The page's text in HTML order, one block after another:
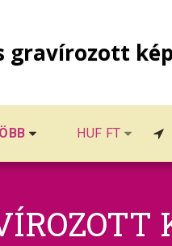
gravírozott
HUF FT